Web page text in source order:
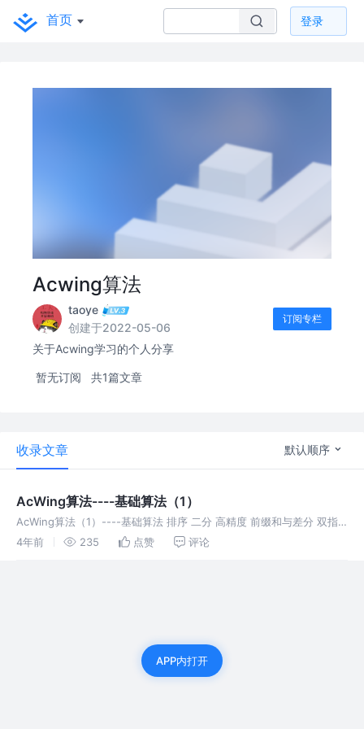
首页 登录
Acwing算法
taoye
创建于2022-05-06
订阅专栏
关于Acwing学习的个人分享
暂无订阅 共1篇文章
收录文章 默认顺序
AcWing算法----基础算法（1）
AcWing算法（1）----基础算法 排序 二分 高精度 前缀和与差分 双指
针算法 位运算 离散化 区间合并 排序 快排 思想：双指针 + 标准值
4年前 235 点赞 评论
APP内打开